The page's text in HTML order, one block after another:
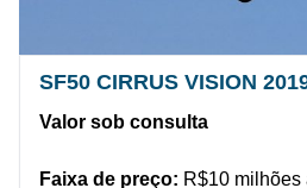
SF50 CIRRUS VISION
Valor sob consulta
Faixa de preço: R$10